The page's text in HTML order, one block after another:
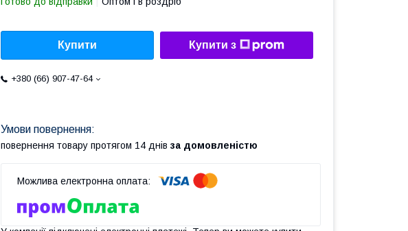
Купити Купити з
+380 (66) 907-47-64
повернення товару протягом 14 днів за домовленістю